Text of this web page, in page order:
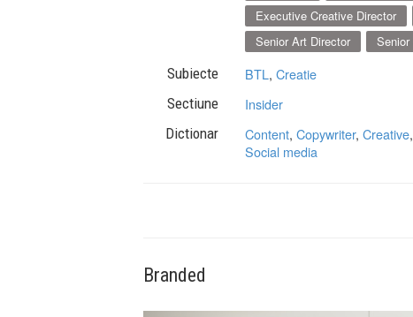
Executive Creative Director
Senior Art Director
Senior
Subiecte BTL, Creatie
Sectiune Insider
Dictionar Content, Copywriter, Creative,
Social media
Branded